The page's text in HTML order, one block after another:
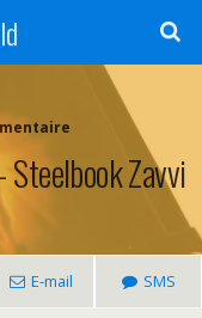
Steelbook Zavvi
E-mail SMS